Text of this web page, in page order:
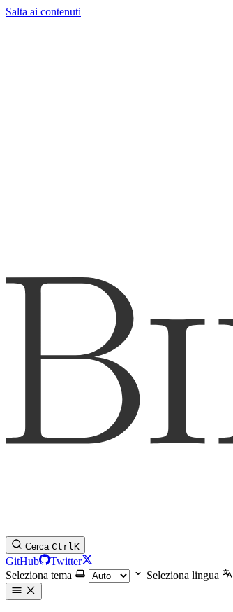
Salta ai contenuti
Cerca CtrlK
GitHub
Twitter
Seleziona tema
Seleziona lingua